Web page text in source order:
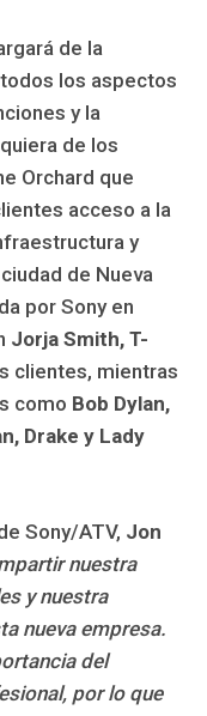
de la
los aspectos
y la
de los
Orchard que
acceso a la
y
de Nueva
por Sony en
Jorja Smith, T-
clientes, mientras
como Bob Dylan,
Drake y Lady
Sony/ATV, Jon
nuestra
y nuestra
nueva empresa.
del
por lo que